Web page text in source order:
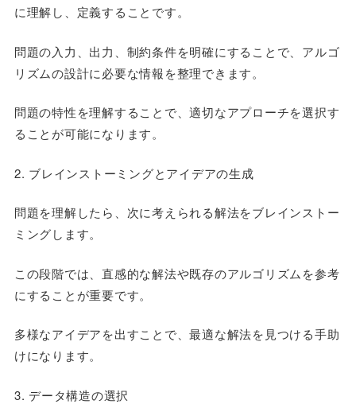
に理解し、定義することです。
問題の入力、出力、制約条件を明確にすることで、アルゴ
リズムの設計に必要な情報を整理できます。
問題の特性を理解することで、適切なアプローチを選択す
ることが可能になります。
2. ブレインストーミングとアイデアの生成
問題を理解したら、次に考えられる解法をブレインストー
ミングします。
この段階では、直感的な解法や既存のアルゴリズムを参考
にすることが重要です。
多様なアイデアを出すことで、最適な解法を見つける手助
けになります。
3. データ構造の選択